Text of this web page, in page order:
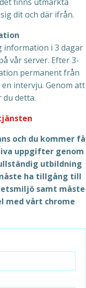
dit och där ifrån.
information i 3 dagar
vår server. Efter 3-
permanent från
intervju. Genom att
detta.
och du kommer få
uppgifter genom
utbildning
ha tillgång till
samt måste
med vårt chrome